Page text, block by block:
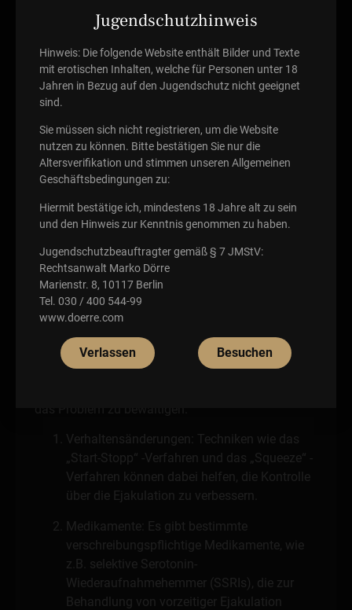
Psychologische Faktoren: Angstzustände,
können die Kontrolle über die Ejakulation
beeinträchtigen.
darauf, dass bestimmte Neurotransmitter im
Gehirn, insbesondere Serotonin, an der
Regulation der Ejakulation beteiligt sind. Ein
Mangel an Serotonin könnte vorzeitige
Erfahrung und Training: In einigen Fällen
kann eine mangelnde sexuelle Erfahrung
oder unzureichendes Training der
Beckenbodenmuskulatur dazu beitragen,
dass die Ejakulation schwerer kontrollierbar
ist.
Die Behandlung der vorzeitigen Ejakulation hängt
von der Schwere und den zugrunde liegenden
Verhaltensänderungen: Techniken wie das
„Start-Stopp“ -Verfahren und das „Squeeze“ -
Verfahren können dabei helfen, die Kontrolle
über die Ejakulation zu verbessern.
Medikamente: Es gibt bestimmte
verschreibungspflichtige Medikamente, wie
z.B. selektive Serotonin-
Wiederaufnahmehemmer (SSRIs), die zur
Behandlung von vorzeitiger Ejakulation
Jugendschutzhinweis
Hinweis: Die folgende Website enthält Bilder und Texte
mit erotischen Inhalten, welche für Personen unter 18
Jahren in Bezug auf den Jugendschutz nicht geeignet
sind.
Sie müssen sich nicht registrieren, um die Website
nutzen zu können. Bitte bestätigen Sie nur die
Altersverifikation und stimmen unseren Allgemeinen
Geschäftsbedingungen zu:
Hiermit bestätige ich, mindestens 18 Jahre alt zu sein
und den Hinweis zur Kenntnis genommen zu haben.
Jugendschutzbeauftragter gemäß § 7 JMStV:
Rechtsanwalt Marko Dörre
Marienstr. 8, 10117 Berlin
Tel. 030 / 400 544-99
www.doerre.com
Verlassen Besuchen